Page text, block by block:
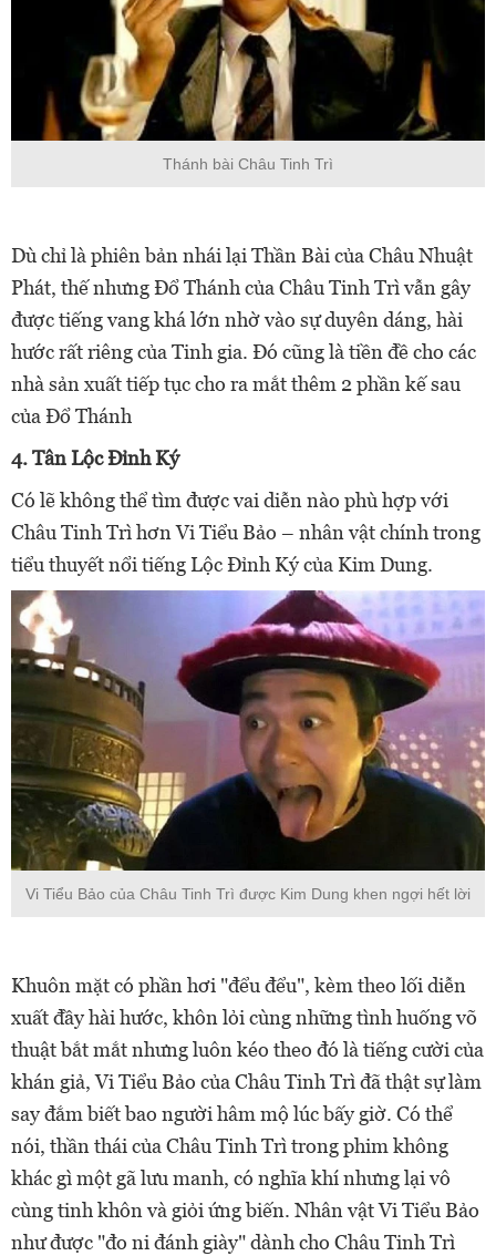
Thánh bài Châu Tinh Trì
Dù chỉ là phiên bản nhái lại Thần Bài của Châu Nhuật
Phát, thế nhưng Đổ Thánh của Châu Tinh Trì vẫn gây
được tiếng vang khá lớn nhờ vào sự duyên dáng, hài
hước rất riêng của Tinh gia. Đó cũng là tiền đề cho các
nhà sản xuất tiếp tục cho ra mắt thêm 2 phần kế sau
của Đổ Thánh
4. Tân Lộc Đỉnh Ký
Có lẽ không thể tìm được vai diễn nào phù hợp với
Châu Tinh Trì hơn Vi Tiểu Bảo – nhân vật chính trong
tiểu thuyết nổi tiếng Lộc Đỉnh Ký của Kim Dung.
Vi Tiểu Bảo của Châu Tinh Trì được Kim Dung khen ngợi hết lời
Khuôn mặt có phần hơi "đểu đểu", kèm theo lối diễn
xuất đầy hài hước, khôn lỏi cùng những tình huống võ
thuật bắt mắt nhưng luôn kéo theo đó là tiếng cười của
khán giả, Vi Tiểu Bảo của Châu Tinh Trì đã thật sự làm
say đắm biết bao người hâm mộ lúc bấy giờ. Có thể
nói, thần thái của Châu Tinh Trì trong phim không
khác gì một gã lưu manh, có nghĩa khí nhưng lại vô
cùng tinh khôn và giỏi ứng biến. Nhân vật Vi Tiểu Bảo
như được "đo ni đánh giày" dành cho Châu Tinh Trì